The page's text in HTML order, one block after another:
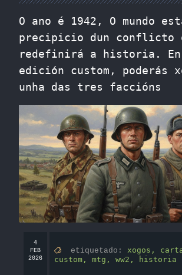
O ano é 1942, O mundo
precipicio dun conflicto
redefinirá a historia. En
edición custom, poderás
unha das tres faccións
4
FEB
2026
etiquetado: xogos,
custom, mtg, ww2, historia